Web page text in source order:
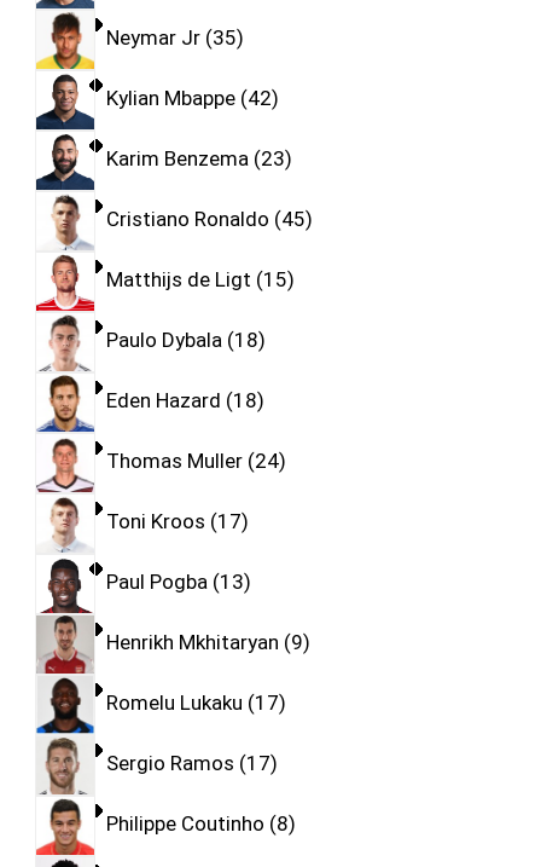
Neymar Jr 35
Kylian Mbappe 42
Karim Benzema 23
Cristiano Ronaldo 45
Matthijs de Ligt 15
Paulo Dybala 18
Eden Hazard 18
Thomas Muller 24
Toni Kroos 17
Paul Pogba 13
Henrikh Mkhitaryan 9
Romelu Lukaku 17
Sergio Ramos 17
Philippe Coutinho 8